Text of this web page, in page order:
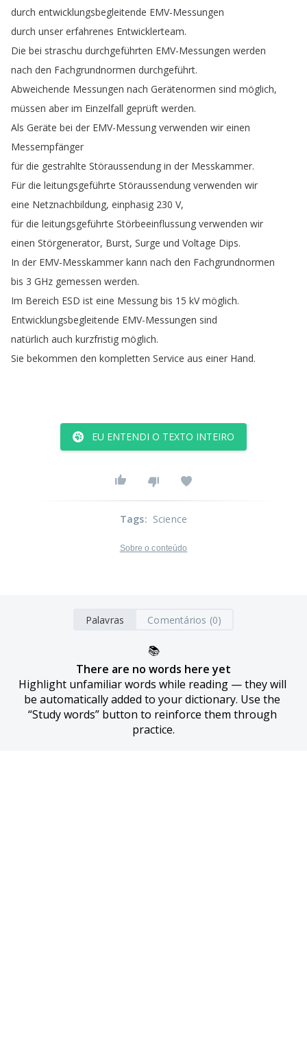
durch entwicklungsbegleitende EMV-Messungen
durch unser erfahrenes Entwicklerteam.
Die bei straschu durchgeführten EMV-Messungen werden
nach den Fachgrundnormen durchgeführt.
Abweichende Messungen nach Gerätenormen sind möglich,
müssen aber im Einzelfall geprüft werden.
Als Geräte bei der EMV-Messung verwenden wir einen
Messempfänger
für die gestrahlte Störaussendung in der Messkammer.
Für die leitungsgeführte Störaussendung verwenden wir
eine Netznachbildung, einphasig 230 V,
für die leitungsgeführte Störbeeinflussung verwenden wir
einen Störgenerator, Burst, Surge und Voltage Dips.
In der EMV-Messkammer kann nach den Fachgrundnormen
bis 3 GHz gemessen werden.
Im Bereich ESD ist eine Messung bis 15 kV möglich.
Entwicklungsbegleitende EMV-Messungen sind
natürlich auch kurzfristig möglich.
Sie bekommen den kompletten Service aus einer Hand.
EU ENTENDI O TEXTO INTEIRO
Tags: Science
Sobre o conteúdo
Palavras Comentários (0)
📚
There are no words here yet
Highlight unfamiliar words while reading — they will
be automatically added to your dictionary. Use the
“Study words” button to reinforce them through
practice.